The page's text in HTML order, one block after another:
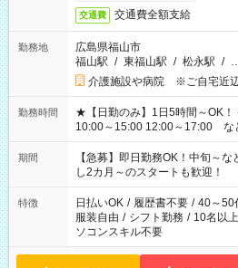
交通費 交通費全額支給
勤務地
広島県福山市
福山駅 / 東福山駅 / 松永駅 /
介護施設や病院 ※ご自宅近
勤務時間
★【日勤のみ】1日5時間～OK！ ≪シフト例≫ 9:00～14:00
10:00～15:00 12:00～17:00 な
期間
【急募】即日勤務OK！中旬～
し2カ月～のスタートも歓迎！
特徴 日払いOK / 履歴書不要 / 40～50
服装自由 / シフト勤務 / 10名以
ソコンスキル不要